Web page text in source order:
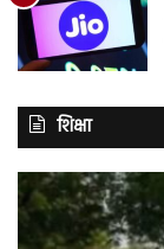
शिक्षा